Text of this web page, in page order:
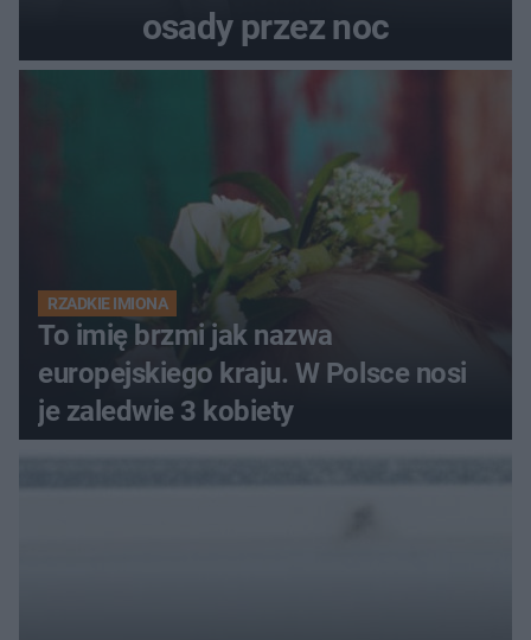
osady przez noc
RZADKIE IMIONA
To imię brzmi jak nazwa
europejskiego kraju. W Polsce nosi
je zaledwie 3 kobiety